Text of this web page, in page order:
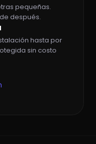
pequeñas.
después.
hasta por
sin costo